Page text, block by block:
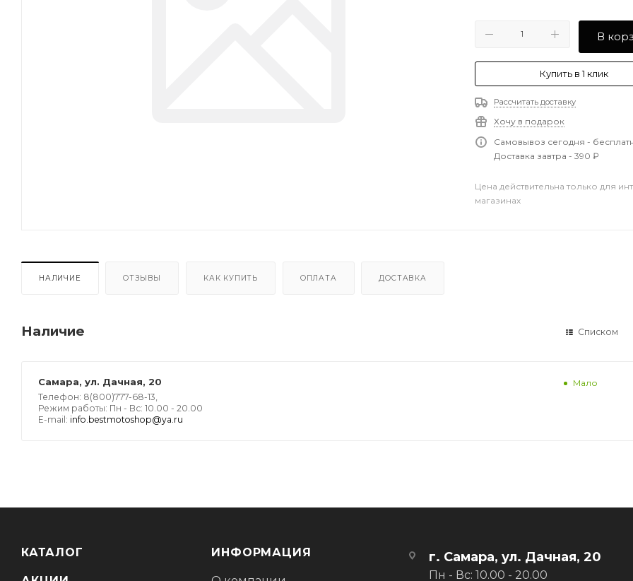
В
Купить в 1 клик
Рассчитать доставку
Хочу в подарок
Самовывоз сегодня -
Доставка завтра - 390 ₽
Цена действительна только для
магазинах
НАЛИЧИЕ ОТЗЫВЫ КАК КУПИТЬ ОПЛАТА ДОСТАВКА
Наличие Списком
Самара, ул. Дачная, 20
Телефон: 8(800)777-68-13,
Режим работы: Пн - Вс: 10.00 - 20.00
E-mail: info.bestmotoshop@ya.ru
Мало
КАТАЛОГ ИНФОРМАЦИЯ г. Самара, ул. Дачная, 20
Пн - Вс: 10.00 - 20.00